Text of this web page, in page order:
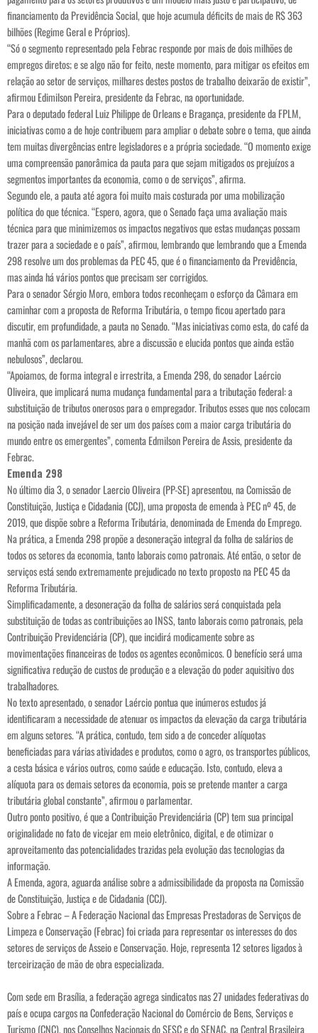
financiamento da Previdência Social, que hoje acumula déficits de mais de R$ 363
bilhões (Regime Geral e Próprios).
“Só o segmento representado pela Febrac responde por mais de dois milhões de
empregos diretos; e se algo não for feito, neste momento, para mitigar os efeitos em
relação ao setor de serviços, milhares destes postos de trabalho deixarão de existir”,
afirmou Edimilson Pereira, presidente da Febrac, na oportunidade.
Para o deputado federal Luiz Philippe de Orleans e Bragança, presidente da FPLM,
iniciativas como a de hoje contribuem para ampliar o debate sobre o tema, que ainda
tem muitas divergências entre legisladores e a própria sociedade. “O momento exige
uma compreensão panorâmica da pauta para que sejam mitigados os prejuízos a
segmentos importantes da economia, como o de serviços”, afirma.
Segundo ele, a pauta até agora foi muito mais costurada por uma mobilização
política do que técnica. “Espero, agora, que o Senado faça uma avaliação mais
técnica para que minimizemos os impactos negativos que estas mudanças possam
trazer para a sociedade e o país”, afirmou, lembrando que lembrando que a Emenda
298 resolve um dos problemas da PEC 45, que é o financiamento da Previdência,
mas ainda há vários pontos que precisam ser corrigidos.
Para o senador Sérgio Moro, embora todos reconheçam o esforço da Câmara em
caminhar com a proposta de Reforma Tributária, o tempo ficou apertado para
discutir, em profundidade, a pauta no Senado. “Mas iniciativas como esta, do café da
manhã com os parlamentares, abre a discussão e elucida pontos que ainda estão
nebulosos”, declarou.
“Apoiamos, de forma integral e irrestrita, a Emenda 298, do senador Laércio
Oliveira, que implicará numa mudança fundamental para a tributação federal: a
substituição de tributos onerosos para o empregador. Tributos esses que nos colocam
na posição nada invejável de ser um dos países com a maior carga tributária do
mundo entre os emergentes”, comenta Edmilson Pereira de Assis, presidente da
Febrac.
Emenda 298
No último dia 3, o senador Laercio Oliveira (PP-SE) apresentou, na Comissão de
Constituição, Justiça e Cidadania (CCJ), uma proposta de emenda à PEC nº 45, de
2019, que dispõe sobre a Reforma Tributária, denominada de Emenda do Emprego.
Na prática, a Emenda 298 propõe a desoneração integral da folha de salários de
todos os setores da economia, tanto laborais como patronais. Até então, o setor de
serviços está sendo extremamente prejudicado no texto proposto na PEC 45 da
Reforma Tributária.
Simplificadamente, a desoneração da folha de salários será conquistada pela
substituição de todas as contribuições ao INSS, tanto laborais como patronais, pela
Contribuição Previdenciária (CP), que incidirá modicamente sobre as
movimentações financeiras de todos os agentes econômicos. O benefício será uma
significativa redução de custos de produção e a elevação do poder aquisitivo dos
trabalhadores.
No texto apresentado, o senador Laércio pontua que inúmeros estudos já
identificaram a necessidade de atenuar os impactos da elevação da carga tributária
em alguns setores. “A prática, contudo, tem sido a de conceder alíquotas
beneficiadas para várias atividades e produtos, como o agro, os transportes públicos,
a cesta básica e vários outros, como saúde e educação. Isto, contudo, eleva a
alíquota para os demais setores da economia, pois se pretende manter a carga
tributária global constante”, afirmou o parlamentar.
Outro ponto positivo, é que a Contribuição Previdenciária (CP) tem sua principal
originalidade no fato de vicejar em meio eletrônico, digital, e de otimizar o
aproveitamento das potencialidades trazidas pela evolução das tecnologias da
informação.
A Emenda, agora, aguarda análise sobre a admissibilidade da proposta na Comissão
de Constituição, Justiça e de Cidadania (CCJ).
Sobre a Febrac – A Federação Nacional das Empresas Prestadoras de Serviços de
Limpeza e Conservação (Febrac) foi criada para representar os interesses do dos
setores de serviços de Asseio e Conservação. Hoje, representa 12 setores ligados à
terceirização de mão de obra especializada.
Com sede em Brasília, a federação agrega sindicatos nas 27 unidades federativas do
país e ocupa cargos na Confederação Nacional do Comércio de Bens, Serviços e
Turismo (CNC), nos Conselhos Nacionais do SESC e do SENAC, na Central Brasileira